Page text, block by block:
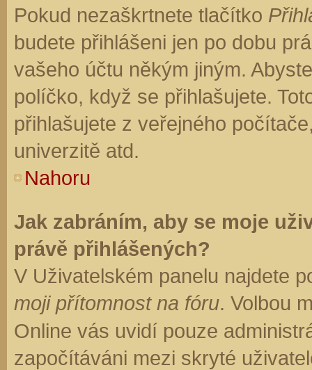
Pokud nezaškrtnete tlačítko
budete přihlášeni jen po dobu
vašeho účtu někým jiným.
políčko, když se přihlašujete.
přihlašujete z veřejného
univerzitě atd.
Nahoru
Jak zabráním, aby se moje
právě přihlášených?
V Uživatelském panelu najdete
moji přítomnost na fóru. Volbou
Online vás uvidí pouze
započítáváni mezi skryté